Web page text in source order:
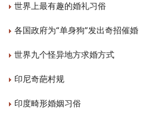
世界上最有趣的婚礼习俗
各国政府为“单身狗”发出奇招催婚
世界九个怪异地方求婚方式
印尼奇葩村规
印度畸形婚姻习俗